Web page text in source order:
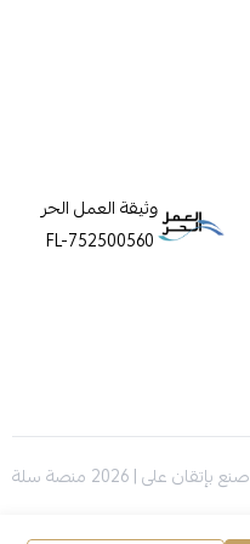
وثيقة العمل الحر
FL-752500560
صنع بإتقان على | 2026 منصة سلة